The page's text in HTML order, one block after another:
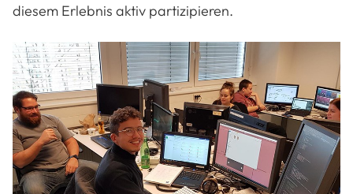
diesem Erlebnis aktiv partizipieren.